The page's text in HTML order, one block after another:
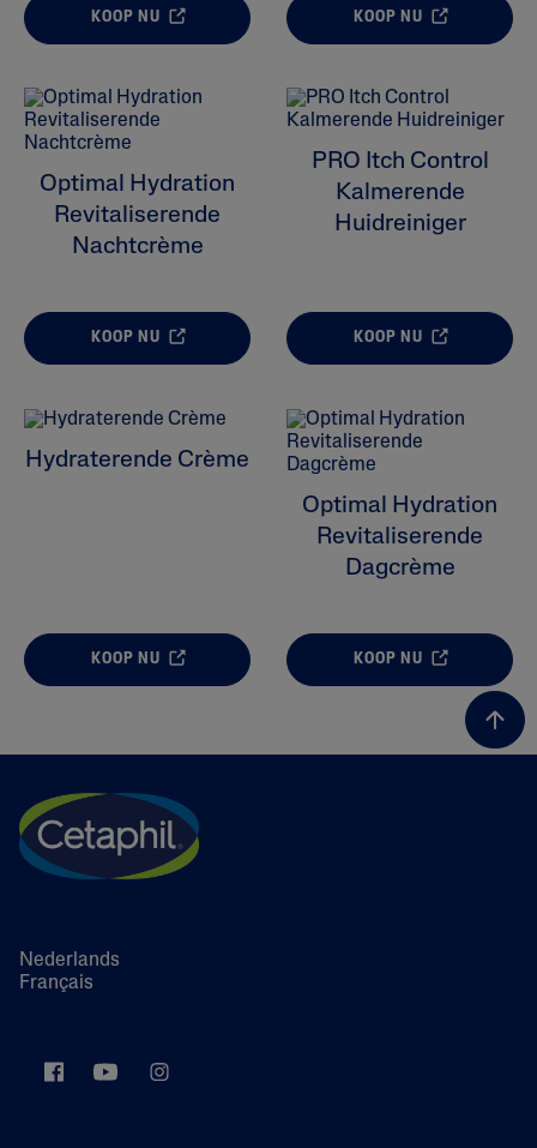
Moisturizers
Huidprobleem
Huidtype
KOOP NU KOOP NU
Optimal Hydration
Revitaliserende
Nachtcrème
KOOP NU
PRO Itch Control
Kalmerende
Huidreiniger
KOOP NU
Hydraterende Crème
KOOP NU
Optimal Hydration
Revitaliserende
Dagcrème
KOOP NU
Nederlands
Français